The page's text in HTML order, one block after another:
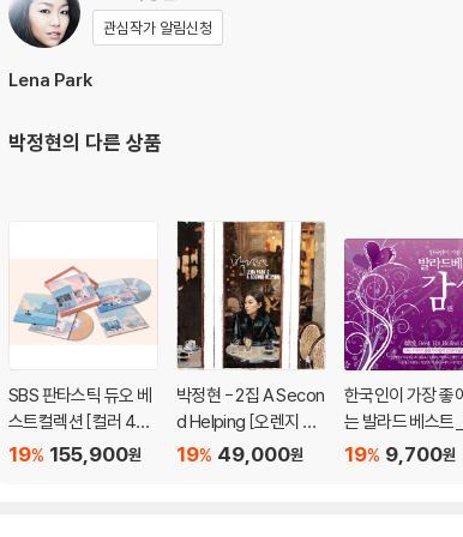
※ 반품/교환 안내
1) 불량으로 인한 반품/교환 요청 시에는 불량 확인을 위해 개봉 시
관심작가 알림신청
Lena Park
박정현의 다른 상품
SBS 판타스틱 듀오 베
스트컬렉션 [컬러 4LP
박스세트]155,900원
19%
박정현 - 2집 A Secon
d Helping [오렌지 컬
러 LP] 49,000원
19%
한국인이 가장 좋
는 발라드 베스트
(2CD)9,700원
19%